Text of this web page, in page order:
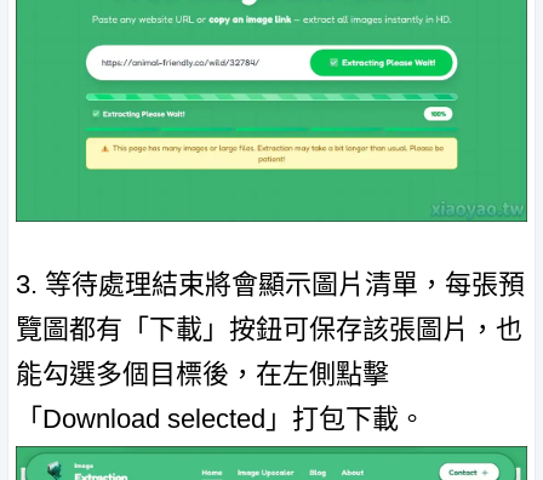
3. 等待處理結束將會顯示圖片清單，每張預
覽圖都有「下載」按鈕可保存該張圖片，也
能勾選多個目標後，在左側點擊
「Download selected」打包下載。